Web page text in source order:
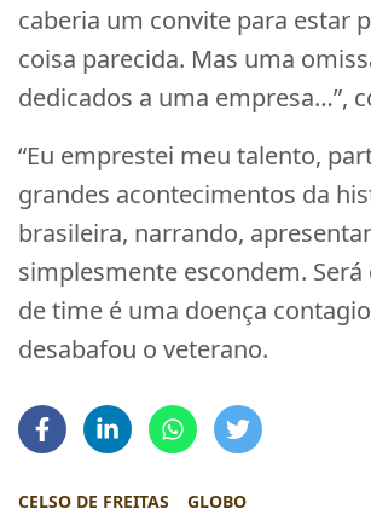
caberia um convite para estar
coisa parecida. Mas uma
dedicados a uma empresa…”,
“Eu emprestei meu talento,
grandes acontecimentos da
brasileira, narrando,
simplesmente escondem.
de time é uma doença
desabafou o veterano.
CELSO DE FREITAS GLOBO